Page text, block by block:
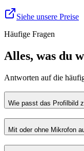
Siehe unsere Preise
Häufige Fragen
Alles, was du
Antworten auf die
Wie passt das Profilbild
Mit oder ohne Mikrofon